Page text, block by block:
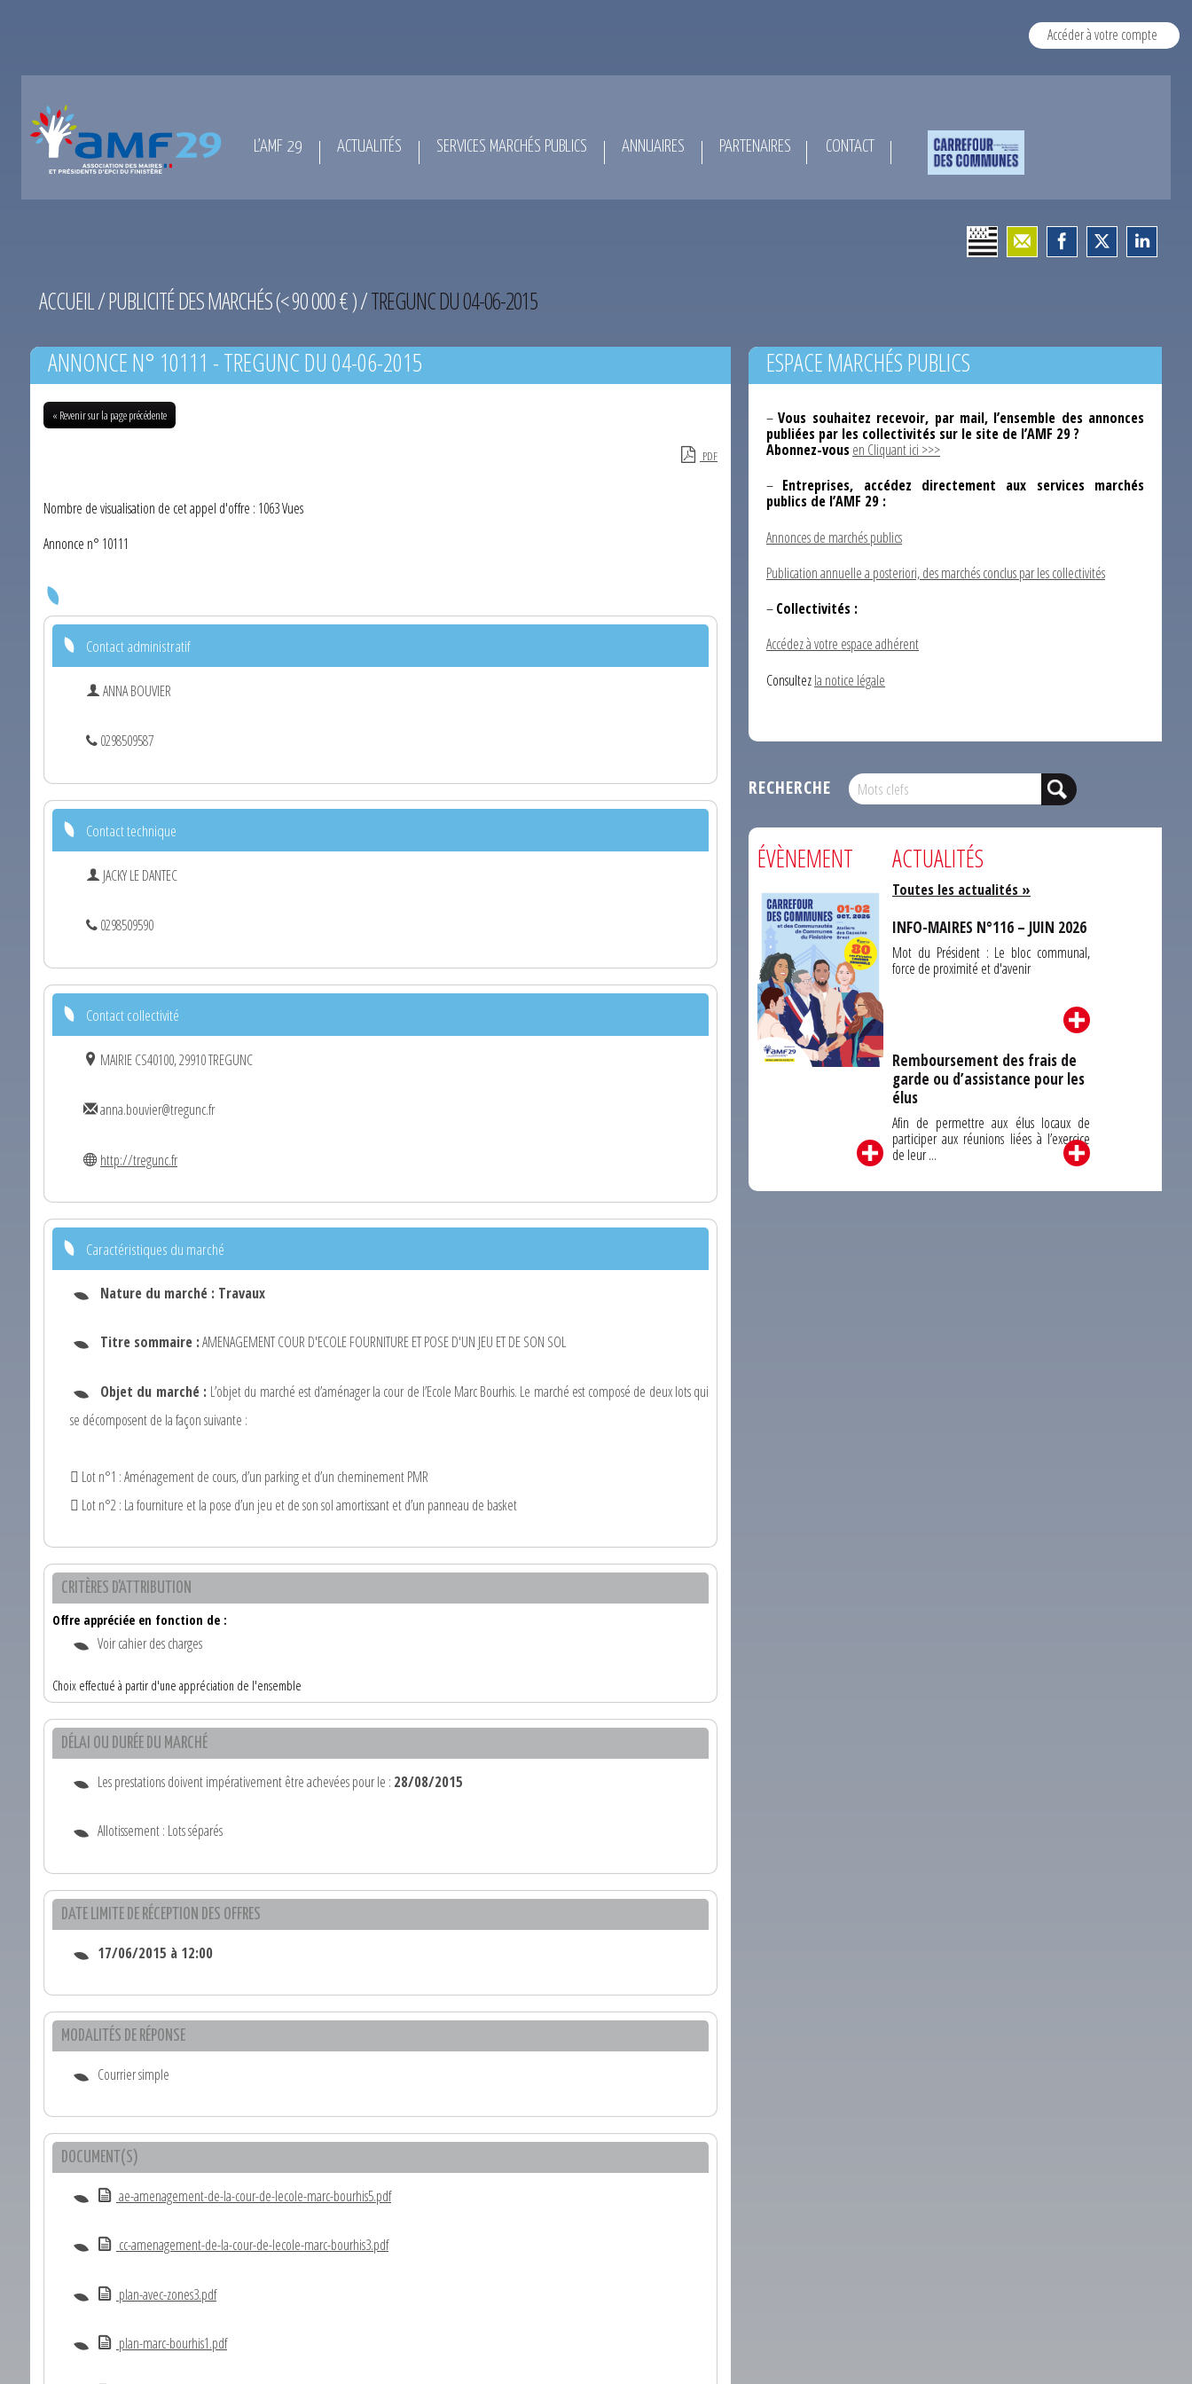
Accéder à votre compte
L’AMF 29 ACTUALITÉS SERVICES MARCHÉS PUBLICS ANNUAIRES PARTENAIRES CONTACT
ACCUEIL/PUBLICITÉ DES MARCHÉS (< 90 000 € )/TREGUNC DU 04-06-2015
ANNONCE N° 10111 - TREGUNC DU 04-06-2015
« Revenir sur la page précédente
PDF
Nombre de visualisation de cet appel d'offre : 1063 Vues
Annonce n° 10111
Contact administratif
ANNA BOUVIER
0298509587
Contact technique
JACKY LE DANTEC
0298509590
Contact collectivité
MAIRIE CS40100, 29910 TREGUNC
anna.bouvier@tregunc.fr
http://tregunc.fr
Caractéristiques du marché
Nature du marché : Travaux
Titre sommaire :AMENAGEMENT COUR D'ECOLE FOURNITURE ET POSE D'UN JEU ET DE SON SOL
Objet du marché : L’objet du marché est d’aménager la cour de l’Ecole Marc Bourhis. Le marché est composé de deux lots qui
se décomposent de la façon suivante :
 Lot n°1 : Aménagement de cours, d’un parking et d’un cheminement PMR
 Lot n°2 : La fourniture et la pose d’un jeu et de son sol amortissant et d’un panneau de basket
CRITÈRES D'ATTRIBUTION
Offre appréciée en fonction de :
Voir cahier des charges
Choix effectué à partir d'une appréciation de l'ensemble
DÉLAI OU DURÉE DU MARCHÉ
Les prestations doivent impérativement être achevées pour le : 28/08/2015
Allotissement : Lots séparés
DATE LIMITE DE RÉCEPTION DES OFFRES
17/06/2015 à 12:00
MODALITÉS DE RÉPONSE
Courrier simple
DOCUMENT(S)
ae-amenagement-de-la-cour-de-lecole-marc-bourhis5.pdf
cc-amenagement-de-la-cour-de-lecole-marc-bourhis3.pdf
plan-avec-zones3.pdf
plan-marc-bourhis1.pdf
ESPACE MARCHÉS PUBLICS
–Vous souhaitez recevoir, par mail, l’ensemble des annonces
publiées par les collectivités sur le site de l’AMF 29 ?
Abonnez-vousen Cliquant ici >>>
– Entreprises, accédez directement aux services marchés
publics de l’AMF 29 :
Annonces de marchés publics
Publication annuelle a posteriori, des marchés conclus par les collectivités
–Collectivités :
Accédez à votre espace adhérent
Consultezla notice légale
RECHERCHE
ÉVÈNEMENT ACTUALITÉS
Toutes les actualités »
INFO-MAIRES N°116 – JUIN 2026
Mot du Président : Le bloc communal,
force de proximité et d'avenir
Remboursement des frais de
garde ou d’assistance pour les
élus
Afin de permettre aux élus locaux de
participer aux réunions liées à l’exercice
de leur ...